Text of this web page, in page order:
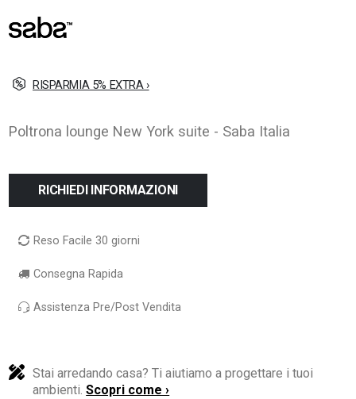
immagini
RISPARMIA 5% EXTRA ›
Poltrona lounge New York suite - Saba Italia
RICHIEDI INFORMAZIONI
Reso Facile 30 giorni
Consegna Rapida
Assistenza Pre/Post Vendita
Stai arredando casa? Ti aiutiamo a progettare i tuoi
ambienti.Scopri come ›